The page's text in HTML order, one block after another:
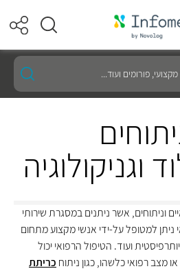
וגניקולוגיה
וניתוחים, אשר ניתנים במסגרת שירותי
למטופל על-ידי אנשי מקצוע מתחום
ועוד. הטיפול הרפואי יכול
מצב רפואי כלשהו, כגון ניתוח כריתת